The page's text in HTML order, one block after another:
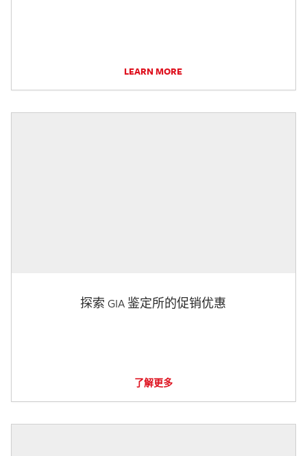
LEARN MORE
探索 GIA 鉴定所的促销优惠
了解更多